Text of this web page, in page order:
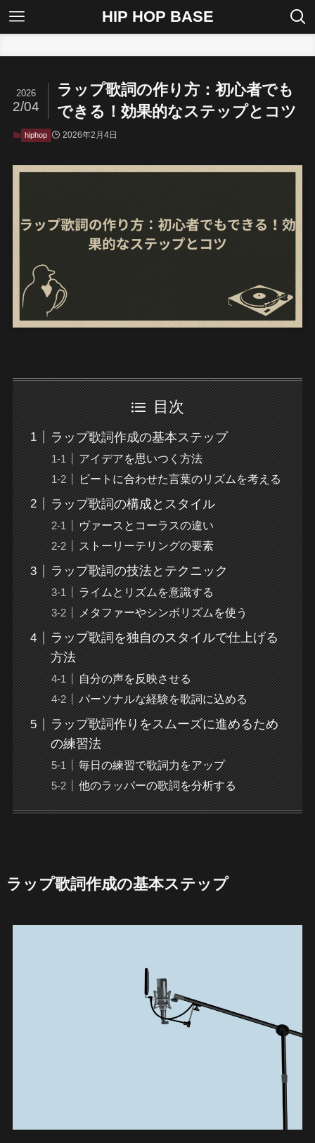
HIP HOP BASE
ラップ歌詞の作り方：初心者でも
できる！効果的なステップとコツ
2026
2/04
hiphop 2026年2月4日
目次
ラップ歌詞作成の基本ステップ
アイデアを思いつく方法
ビートに合わせた言葉のリズムを考える
ラップ歌詞の構成とスタイル
ヴァースとコーラスの違い
ストーリーテリングの要素
ラップ歌詞の技法とテクニック
ライムとリズムを意識する
メタファーやシンボリズムを使う
ラップ歌詞を独自のスタイルで仕上げる
方法
自分の声を反映させる
パーソナルな経験を歌詞に込める
ラップ歌詞作りをスムーズに進めるため
の練習法
毎日の練習で歌詞力をアップ
他のラッパーの歌詞を分析する
ラップ歌詞作成の基本ステップ